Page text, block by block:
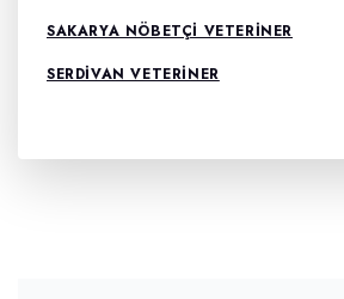
SAKARYA NÖBETÇI VETERINER
SERDIVAN VETERINER